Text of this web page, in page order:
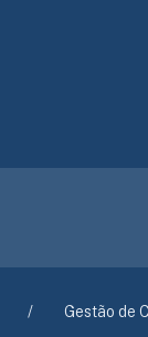
Gestão de